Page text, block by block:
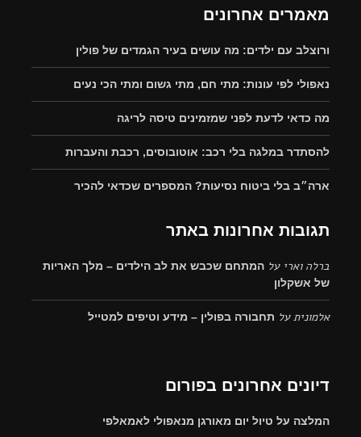
מאמרים אחרונים
ורוצלב עם ילדים: מה עושים בעיר הגמדים של פולין
נאפולי לפי עונות: מתי חם, מתי גשום ומתי הכי נעים
מה כדאי לדעת לפני שמזמינים טיסה לריגה
להסתדר במלגה בלי רכב: אוטובוסים, רכבת והעברות
ארה״ב בלי ביטוח נסיעות? המספרים שכדאי להכיר
תגובות אחרונות באתר
ברלה וארי על המתחם שכבש את לב הילדים – מלך האריות
של אשקלון
אלמוניתעל תחבורה בפולין – מידע וטיפים למטייל
דיונים אחרונים בפורום
המלצה על טיול יום מאורגן מנאפולי לאמאלפי